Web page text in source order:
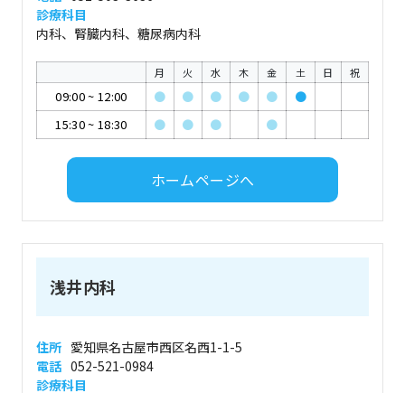
診療科目
内科、腎臓内科、糖尿病内科
月 火 水 木 金 土 日 祝
09:00~ 12:00 ● ● ● ● ●
●
15:30~ 18:30 ● ● ● ●
ホームページへ
浅井内科
住所 愛知県名古屋市西区名西1-1-5
電話 052-521-0984
診療科目